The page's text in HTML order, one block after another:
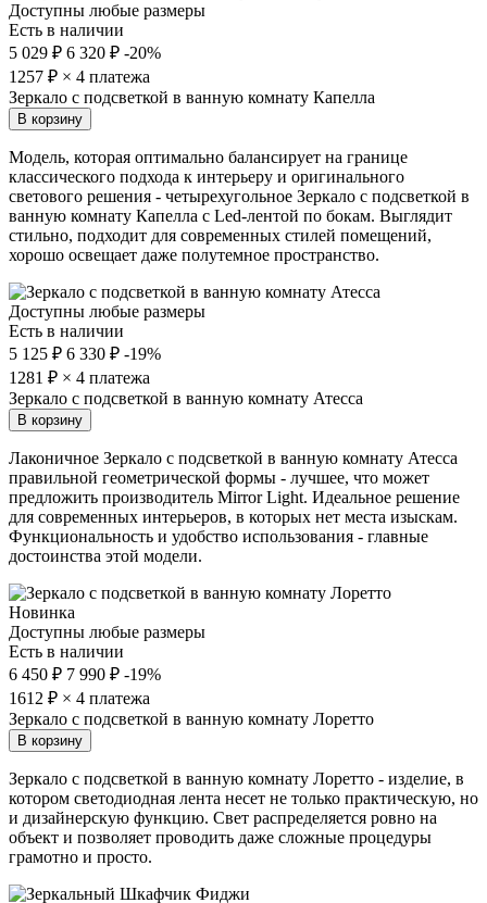
Доступны любые размеры
Есть в наличии
5 029 ₽ 6 320 ₽ -20%
1257 ₽ × 4 платежа
Зеркало с подсветкой в ванную комнату Капелла
В корзину
Модель, которая оптимально балансирует на границе
классического подхода к интерьеру и оригинального
светового решения - четырехугольное Зеркало с подсветкой в
ванную комнату Капелла с Led-лентой по бокам. Выглядит
стильно, подходит для современных стилей помещений,
хорошо освещает даже полутемное пространство.
Доступны любые размеры
Есть в наличии
5 125 ₽ 6 330 ₽ -19%
1281 ₽ × 4 платежа
Зеркало с подсветкой в ванную комнату Атесса
В корзину
Лаконичное Зеркало с подсветкой в ванную комнату Атесса
правильной геометрической формы - лучшее, что может
предложить производитель Mirror Light. Идеальное решение
для современных интерьеров, в которых нет места изыскам.
Функциональность и удобство использования - главные
достоинства этой модели.
Новинка
Доступны любые размеры
Есть в наличии
6 450 ₽ 7 990 ₽ -19%
1612 ₽ × 4 платежа
Зеркало с подсветкой в ванную комнату Лоретто
В корзину
Зеркало с подсветкой в ванную комнату Лоретто - изделие, в
котором светодиодная лента несет не только практическую, но
и дизайнерскую функцию. Свет распределяется ровно на
объект и позволяет проводить даже сложные процедуры
грамотно и просто.